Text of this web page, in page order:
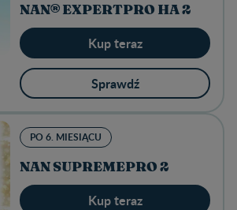
NAN® EXPERTPRO HA 2
Kup teraz
Sprawdź
PO 6. MIESIĄCU
NAN SUPREMEPRO 2
Kup teraz